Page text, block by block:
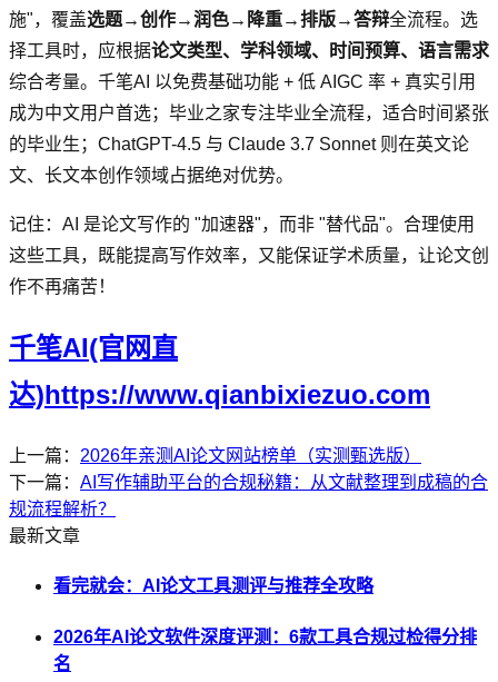
施"，覆盖选题→创作→润色→降重→排版→答辩全流程。选
择工具时，应根据论文类型、学科领域、时间预算、语言需求
综合考量。千笔AI 以免费基础功能 + 低 AIGC 率 + 真实引用
成为中文用户首选；毕业之家专注毕业全流程，适合时间紧张
的毕业生；ChatGPT-4.5 与 Claude 3.7 Sonnet 则在英文论
文、长文本创作领域占据绝对优势。
记住：AI 是论文写作的 "加速器"，而非 "替代品"。合理使用
这些工具，既能提高写作效率，又能保证学术质量，让论文创
作不再痛苦！
千笔AI(官网直
达)https://www.qianbixiezuo.com
上一篇： 2026年亲测AI论文网站榜单（实测甄选版）
下一篇： AI写作辅助平台的合规秘籍：从文献整理到成稿的合
规流程解析？
最新文章
看完就会：AI论文工具测评与推荐全攻略
2026年AI论文软件深度评测：6款工具合规过检得分排
名